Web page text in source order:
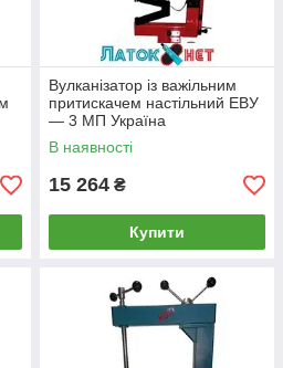
Вулканізатор із важільним
притискачем настільний ЕВУ
— 3 МП Україна
В наявності
15 264 ₴
Купити